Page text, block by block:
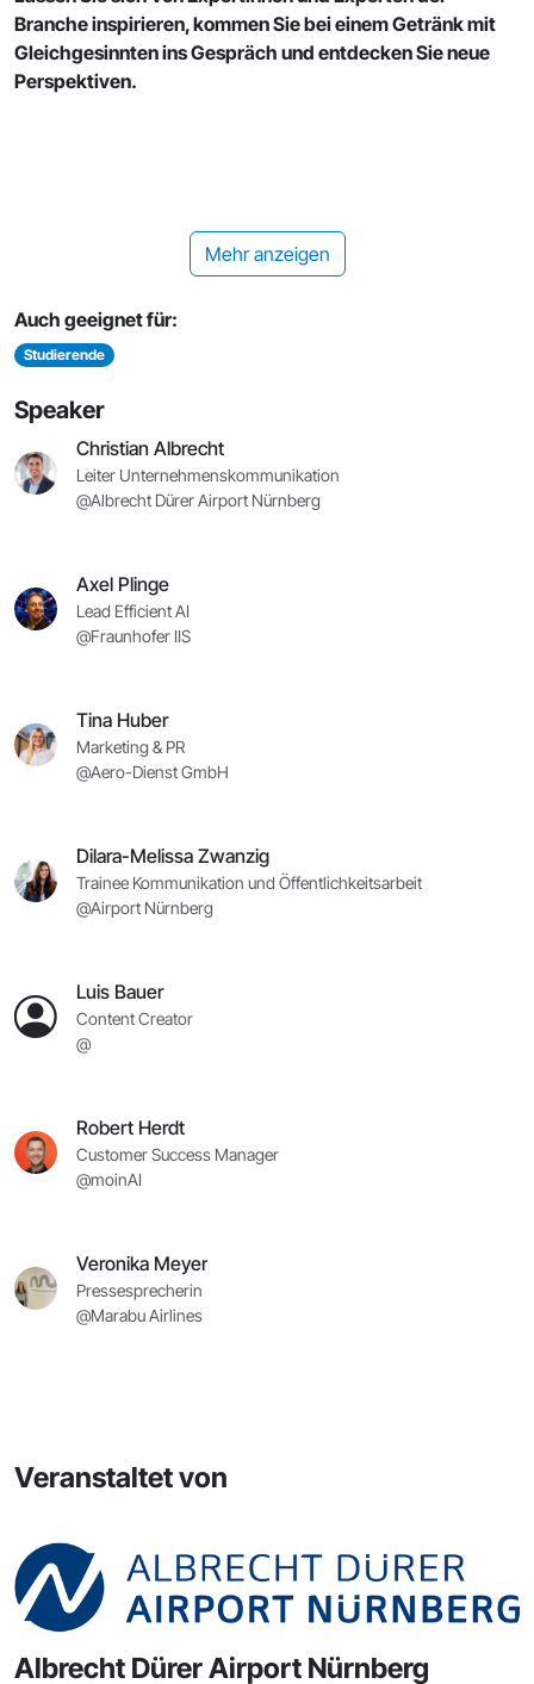
Mehr anzeigen
Branche inspirieren, kommen Sie bei einem Getränk mit
Gleichgesinnten ins Gespräch und entdecken Sie neue
Perspektiven.
Auch geeignet für:
Studierende
Speaker
Christian Albrecht
Leiter Unternehmenskommunikation
@Albrecht Dürer Airport Nürnberg
Axel Plinge
Lead Efficient AI
@Fraunhofer IIS
Tina Huber
Marketing & PR
@Aero-Dienst GmbH
Dilara-Melissa Zwanzig
Trainee Kommunikation und Öffentlichkeitsarbeit
@Airport Nürnberg
Luis Bauer
Content Creator
@
Robert Herdt
Customer Success Manager
@moinAI
Veronika Meyer
Pressesprecherin
@Marabu Airlines
Veranstaltet von
Albrecht Dürer Airport Nürnberg